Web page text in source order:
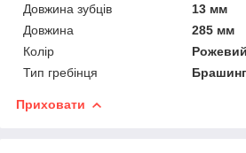
Довжина зубців
13 мм
Довжина
285 мм
Колір
Рожевий
Тип гребінця
Брашинг
Приховати